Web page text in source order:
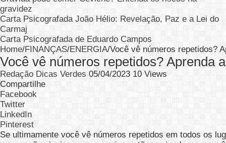
gravidez
Carta Psicografada João Hélio: Revelação, Paz e a Lei do
Carmaj
Carta Psicografada de Eduardo Campos
Home/FINANÇAS/ENERGIA/Você vê números repetidos?
Você vê números repetidos? Aprenda
Redação Dicas Verdes 05/04/2023 10 Views
Compartilhe
Facebook
Twitter
LinkedIn
Pinterest
Se ultimamente você vê números repetidos em todos os